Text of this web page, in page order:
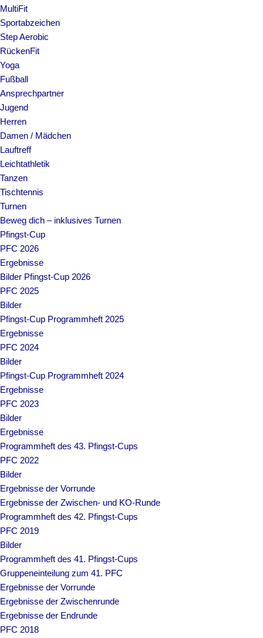
MultiFit
Sportabzeichen
Step Aerobic
RückenFit
Yoga
Fußball
Ansprechpartner
Jugend
Herren
Damen / Mädchen
Lauftreff
Leichtathletik
Tanzen
Tischtennis
Turnen
Beweg dich – inklusives Turnen
Pfingst-Cup
PFC 2026
Ergebnisse
Bilder Pfingst-Cup 2026
PFC 2025
Bilder
Pfingst-Cup Programmheft 2025
Ergebnisse
PFC 2024
Bilder
Pfingst-Cup Programmheft 2024
Ergebnisse
PFC 2023
Bilder
Ergebnisse
Programmheft des 43. Pfingst-Cups
PFC 2022
Bilder
Ergebnisse der Vorrunde
Ergebnisse der Zwischen- und KO-Runde
Programmheft des 42. Pfingst-Cups
PFC 2019
Bilder
Programmheft des 41. Pfingst-Cups
Gruppeneinteilung zum 41. PFC
Ergebnisse der Vorrunde
Ergebnisse der Zwischenrunde
Ergebnisse der Endrunde
PFC 2018